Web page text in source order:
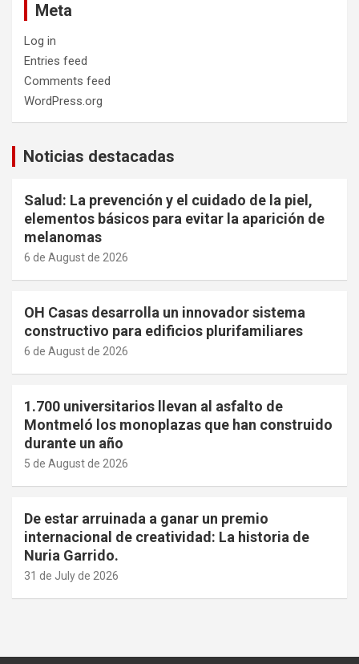
Meta
Log in
Entries feed
Comments feed
WordPress.org
Noticias destacadas
Salud: La prevención y el cuidado de la piel,
elementos básicos para evitar la aparición de
melanomas
6 de August de 2026
OH Casas desarrolla un innovador sistema
constructivo para edificios plurifamiliares
6 de August de 2026
1.700 universitarios llevan al asfalto de
Montmeló los monoplazas que han construido
durante un año
5 de August de 2026
De estar arruinada a ganar un premio
internacional de creatividad: La historia de
Nuria Garrido.
31 de July de 2026